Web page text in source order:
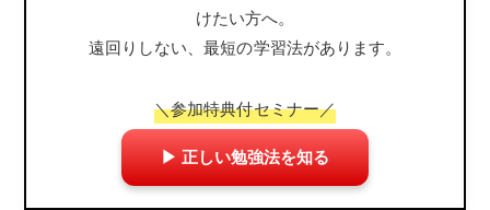
けたい方へ。
遠回りしない、最短の学習法があります。
＼参加特典付セミナー／
▶ 正しい勉強法を知る